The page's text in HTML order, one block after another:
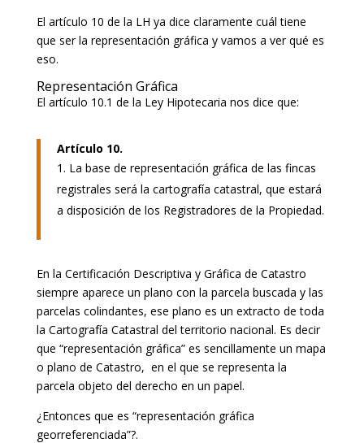
El artículo 10 de la LH ya dice claramente cuál tiene
que ser la representación gráfica y vamos a ver qué es
eso.
Representación Gráfica
El artículo 10.1 de la Ley Hipotecaria nos dice que:
Artículo 10.
La base de representación gráfica de las fincas
registrales será la cartografía catastral, que estará
a disposición de los Registradores de la Propiedad.
En la Certificación Descriptiva y Gráfica de Catastro
siempre aparece un plano con la parcela buscada y las
parcelas colindantes, ese plano es un extracto de toda
la Cartografía Catastral del territorio nacional. Es decir
que “representación gráfica” es sencillamente un mapa
o plano de Catastro, en el que se representa la
parcela objeto del derecho en un papel.
¿Entonces que es “representación gráfica
georreferenciada”?.